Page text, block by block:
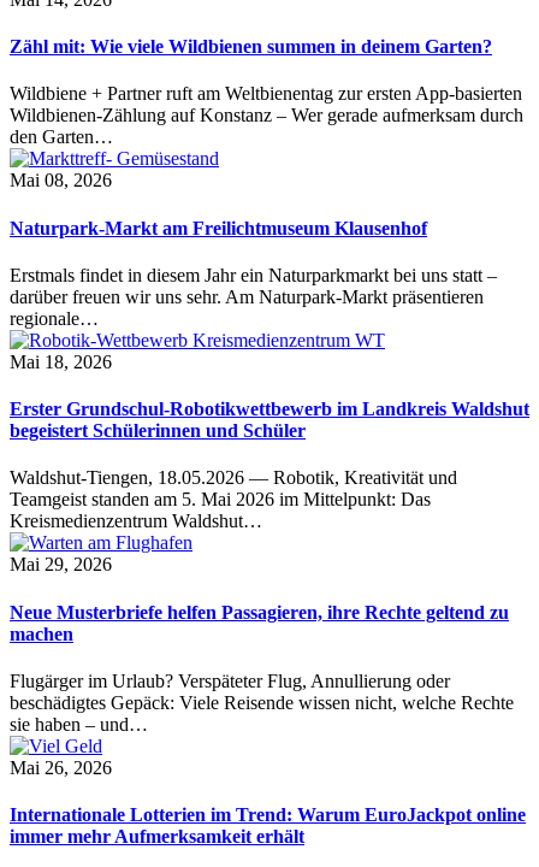
Zähl mit: Wie viele Wildbienen summen in deinem Garten?
Wildbiene + Partner ruft am Weltbienentag zur ersten App-basierten
Wildbienen-Zählung auf Konstanz – Wer gerade aufmerksam durch
den Garten…
Mai 08, 2026
Naturpark-Markt am Freilichtmuseum Klausenhof
Erstmals findet in diesem Jahr ein Naturparkmarkt bei uns statt –
darüber freuen wir uns sehr. Am Naturpark-Markt präsentieren
regionale…
Mai 18, 2026
Erster Grundschul-Robotikwettbewerb im Landkreis Waldshut
begeistert Schülerinnen und Schüler
Waldshut-Tiengen, 18.05.2026 — Robotik, Kreativität und
Teamgeist standen am 5. Mai 2026 im Mittelpunkt: Das
Kreismedienzentrum Waldshut…
Mai 29, 2026
Neue Musterbriefe helfen Passagieren, ihre Rechte geltend zu
machen
Flugärger im Urlaub? Verspäteter Flug, Annullierung oder
beschädigtes Gepäck: Viele Reisende wissen nicht, welche Rechte
sie haben – und…
Mai 26, 2026
Internationale Lotterien im Trend: Warum EuroJackpot online
immer mehr Aufmerksamkeit erhält